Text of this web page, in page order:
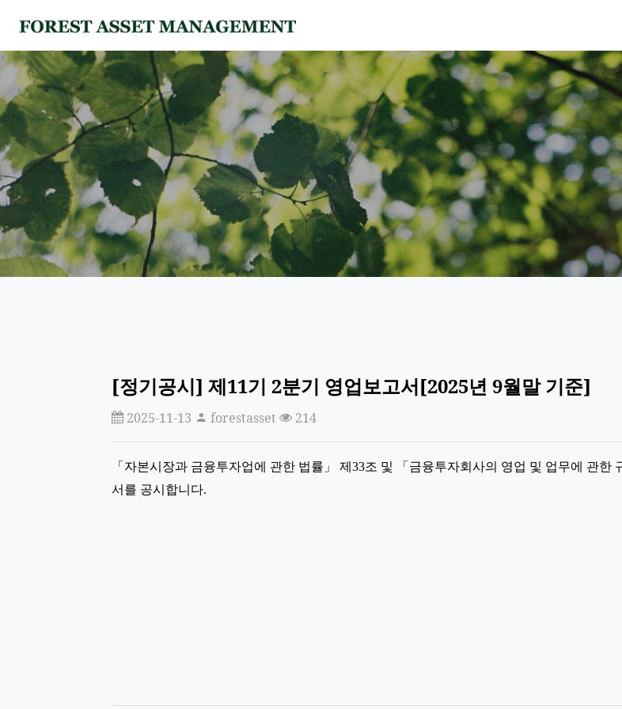
[정기공시] 제11기 2분기 영업보고서[2025년 9월말 기준]
2025-11-13 forestasset 214
「자본시장과 금융투자업에 관한 법률」 제33조 및 「금융투자회사의 영업 및 업무에 관한
서를 공시합니다.